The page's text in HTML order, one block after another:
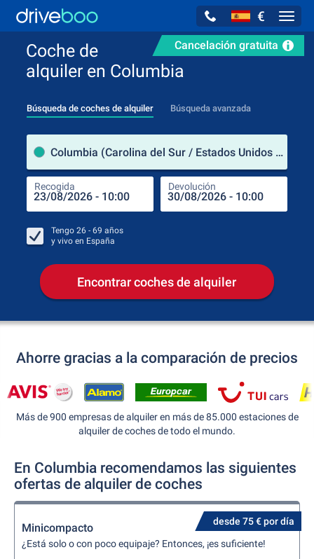
€
Cancelación gratuita
Coche de
alquiler en Columbia
Búsqueda de coches de alquiler Búsqueda avanzada
Columbia (Carolina del Sur / Estados Unidos de América)
Recogida Devolución
Tengo 26 - 69 años
y vivo en España
Encontrar coches de alquiler
Ahorre gracias a la comparación de precios
Más de 900 empresas de alquiler en más de 85.000 estaciones de
alquiler de coches de todo el mundo.
En Columbia recomendamos las siguientes
ofertas de alquiler de coches
desde 75 € por día
Minicompacto
¿Está solo o con poco equipaje? Entonces, ¡es suficiente!